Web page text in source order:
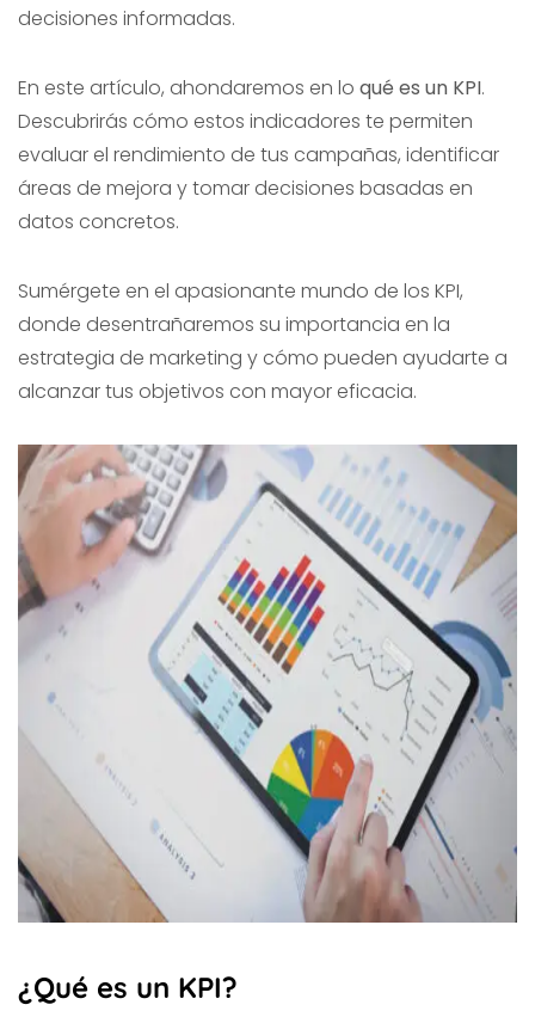
decisiones informadas.
En este artículo, ahondaremos en lo qué es un KPI.
Descubrirás cómo estos indicadores te permiten
evaluar el rendimiento de tus campañas, identificar
áreas de mejora y tomar decisiones basadas en
datos concretos.
Sumérgete en el apasionante mundo de los KPI,
donde desentrañaremos su importancia en la
estrategia de marketing y cómo pueden ayudarte a
alcanzar tus objetivos con mayor eficacia.
¿Qué es un KPI?